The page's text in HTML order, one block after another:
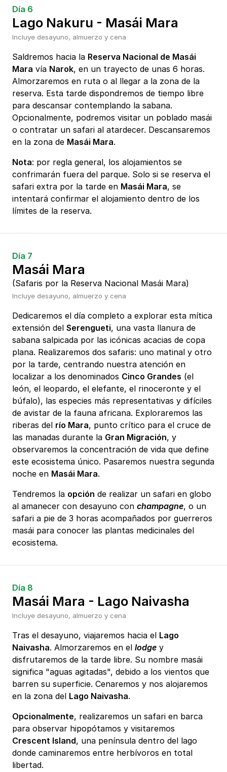
Día 6
Lago Nakuru - Masái Mara
Incluye desayuno, almuerzo y cena
Saldremos hacia la Reserva Nacional de Masái
Mara vía Narok, en un trayecto de unas 6 horas.
Almorzaremos en ruta o al llegar a la zona de la
reserva. Esta tarde dispondremos de tiempo libre
para descansar contemplando la sabana.
Opcionalmente, podremos visitar un poblado masái
o contratar un safari al atardecer. Descansaremos
en la zona de Masái Mara.
Nota: por regla general, los alojamientos se
confrimarán fuera del parque. Solo si se reserva el
safari extra por la tarde en Masái Mara, se
intentará confirmar el alojamiento dentro de los
límites de la reserva.
Día 7
Masái Mara
(Safaris por la Reserva Nacional Masái Mara)
Incluye desayuno, almuerzo y cena
Dedicaremos el día completo a explorar esta mítica
extensión del Serengueti, una vasta llanura de
sabana salpicada por las icónicas acacias de copa
plana. Realizaremos dos safaris: uno matinal y otro
por la tarde, centrando nuestra atención en
localizar a los denominados Cinco Grandes (el
león, el leopardo, el elefante, el rinoceronte y el
búfalo), las especies más representativas y difíciles
de avistar de la fauna africana. Exploraremos las
riberas del río Mara, punto crítico para el cruce de
las manadas durante la Gran Migración, y
observaremos la concentración de vida que define
este ecosistema único. Pasaremos nuestra segunda
noche en Masái Mara.
Tendremos la opción de realizar un safari en globo
al amanecer con desayuno con champagne, o un
safari a pie de 3 horas acompañados por guerreros
masái para conocer las plantas medicinales del
ecosistema.
Día 8
Masái Mara - Lago Naivasha
Incluye desayuno, almuerzo y cena
Tras el desayuno, viajaremos hacia el Lago
Naivasha. Almorzaremos en el lodge y
disfrutaremos de la tarde libre. Su nombre masái
significa "aguas agitadas", debido a los vientos que
barren su superficie. Cenaremos y nos alojaremos
en la zona del Lago Naivasha.
Opcionalmente, realizaremos un safari en barca
para observar hipopótamos y visitaremos
Crescent Island, una península dentro del lago
donde caminaremos entre herbívoros en total
libertad.